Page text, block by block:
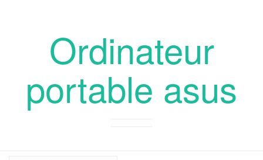
Ordinateur
portable asus